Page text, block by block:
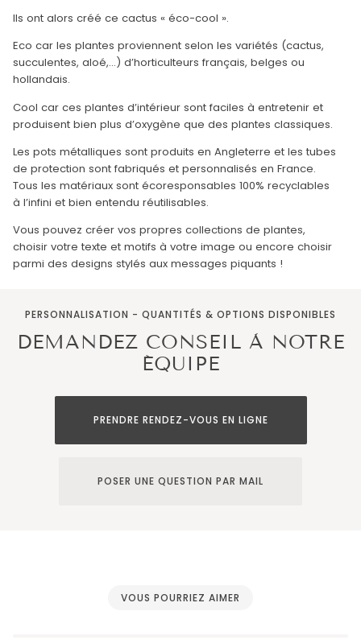
Ils ont alors créé ce cactus « éco-cool ».
Eco car les plantes proviennent selon les variétés (cactus,
succulentes, aloé,...) d’horticulteurs français, belges ou
hollandais.
Cool car ces plantes d’intérieur sont faciles à entretenir et
produisent bien plus d’oxygène que des plantes classiques.
Les pots métalliques sont produits en Angleterre et les tubes
de protection sont fabriqués et personnalisés en France.
Tous les matériaux sont écoresponsables 100% recyclables
à l’infini et bien entendu réutilisables.
Vous pouvez créer vos propres collections de plantes,
choisir votre texte et motifs à votre image ou encore choisir
parmi des designs stylés aux messages piquants !
PERSONNALISATION - QUANTITÉS & OPTIONS DISPONIBLES
DEMANDEZ CONSEIL À NOTRE
ÉQUIPE
PRENDRE RENDEZ-VOUS EN LIGNE
POSER UNE QUESTION PAR MAIL
VOUS POURRIEZ AIMER